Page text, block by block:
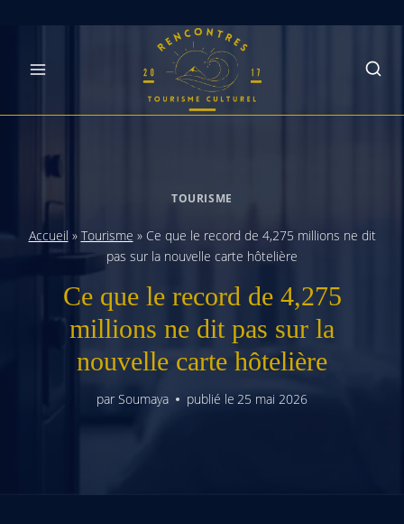
TOURISME
Accueil » Tourisme » Ce que le record de 4,275 millions ne dit
pas sur la nouvelle carte hôtelière
Ce que le record de 4,275
millions ne dit pas sur la
nouvelle carte hôtelière
par Soumaya publié le 25 mai 2026